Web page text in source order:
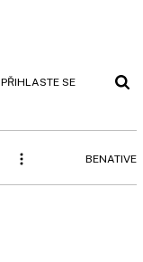
PŘIHLASTE SE
BENATIVE